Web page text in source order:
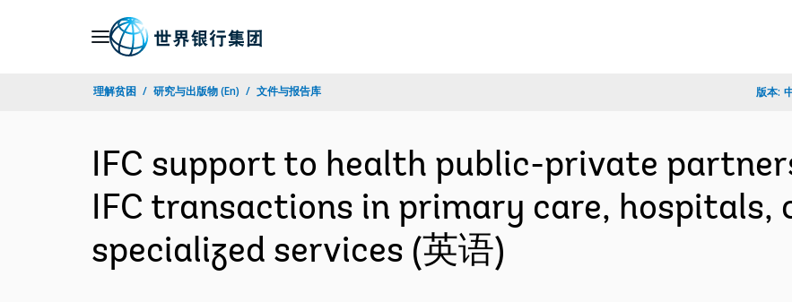
理解贫困 研究与出版物 (En) 文件与报告库 版本:
IFC support to health public-private
IFC transactions in primary care, hospitals,
specialized services (英语)